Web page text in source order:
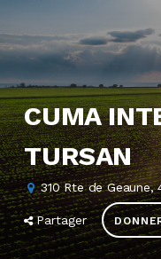
CUMA
TURSAN
310 Rte de Geaune,
Partager